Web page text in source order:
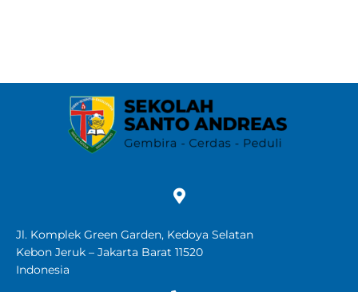
Jl. Komplek Green Garden, Kedoya Selatan
Kebon Jeruk – Jakarta Barat 11520
Indonesia